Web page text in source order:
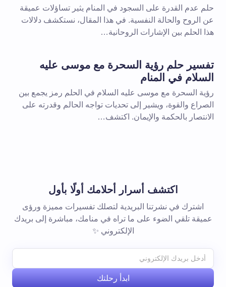
حلم عدم القدرة على السجود في المنام يثير تساؤلات عميقة
عن الروح والحالة النفسية. في هذا المقال، نستكشف دلالات
هذا الحلم بين الإشارات الروحانية…
تفسير حلم رؤية السحرة مع موسى عليه
السلام في المنام
رؤية السحرة مع موسى عليه السلام في الحلم رمز يجمع بين
الصراع والقوة، ويشير إلى تحديات تواجه الحالم وقدرته على
الانتصار بالحكمة والإيمان. اكتشف…
اكتشف أسرار أحلامك أولًا بأول
اشترك في نشرتنا البريدية لتصلك تفسيرات مميزة ورؤى
عميقة تلقي الضوء على ما تراه في منامك، مباشرة إلى بريدك
الإلكتروني ✨
ابدأ رحلتك